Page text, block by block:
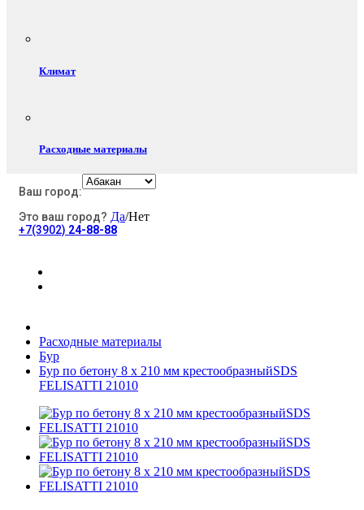
Климат
Расходные материалы
Электротовары
Хозяйственные товары
Строительные товары
Ваш город:
Это ваш город? Да/Нет
+7(3902) 24-88-88
Расходные материалы
Бур
Бур по бетону 8 х 210 мм крестообразныйSDS
FELISATTI 21010